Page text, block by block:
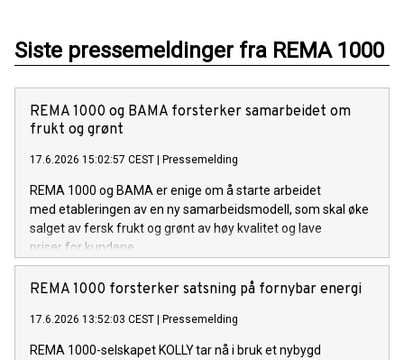
Siste pressemeldinger fra REMA 1000
REMA 1000 og BAMA forsterker samarbeidet om
frukt og grønt
17.6.2026 15:02:57 CEST | Pressemelding
REMA 1000 og BAMA er enige om å starte arbeidet
med etableringen av en ny samarbeidsmodell, som skal øke
salget av fersk frukt og grønt av høy kvalitet og lave
priser for kundene.
REMA 1000 forsterker satsning på fornybar energi
17.6.2026 13:52:03 CEST | Pressemelding
REMA 1000-selskapet KOLLY tar nå i bruk et nybygd